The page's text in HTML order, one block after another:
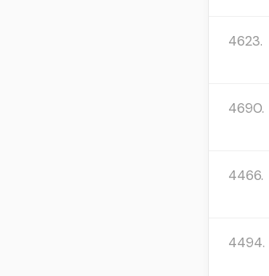
4623.
4690.
4466.
4494.